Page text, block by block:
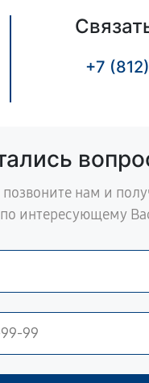
+7
нам и
интересующему